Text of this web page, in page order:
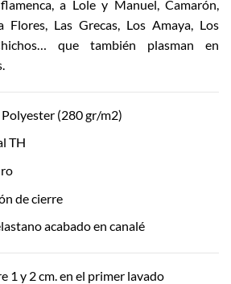
a Lole y Manuel, Camarón,
Flores, Las Grecas, Los Amaya, Los
que también plasman en
(280 gr/m2)
TH
de cierre
acabado en canalé
1 y 2 cm. en el primer lavado